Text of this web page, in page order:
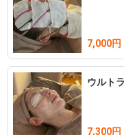
7,000円
ウルト
7,300円